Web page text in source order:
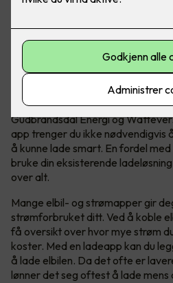
mye penger. Om elbilen din
ved kun å bruke en app.
Smart elbillading -
I dag finnes det mange
Gudbrandsdal Energi og
app trenger du ikke nødvendigvis
å kunne lade smart. En fordel
bruke din eksisterende
over alt.
Mange elbil- og strømapper gir
strømforbruket ditt. Ved å koble
få oversikt over hvor mye strøm
koster. Med en ladeapp kan du
å lade elbilen. Da det ofte er
lønner det seg oftest å lade mens